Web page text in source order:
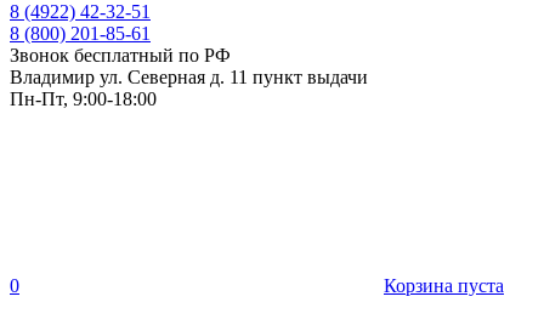
8 (4922) 42-32-51
8 (800) 201-85-61
Звонок бесплатный по РФ
Владимир ул. Северная д. 11 пункт выдачи
Пн-Пт, 9:00-18:00
0 Корзина пуста